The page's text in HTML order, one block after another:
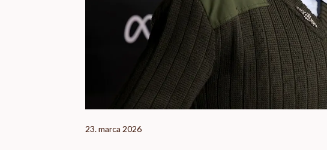
23. marca 2026